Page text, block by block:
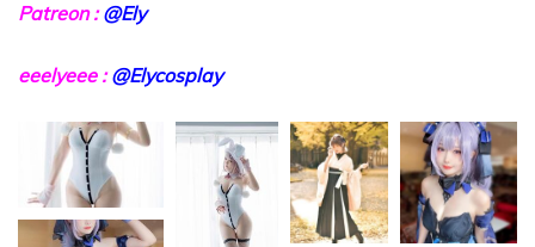
Patreon :@Ely
eeelyeee :@Elycosplay